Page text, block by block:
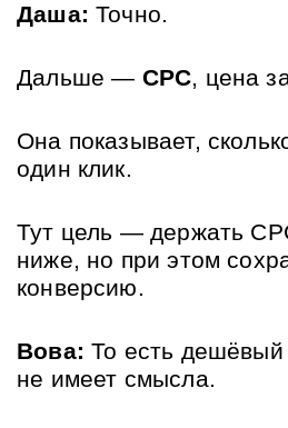
Даша: Точно.
Дальше — CPC, цена
Она показывает,
один клик.
Тут цель — держать
ниже, но при этом
конверсию.
Вова: То есть дешёвый
не имеет смысла.